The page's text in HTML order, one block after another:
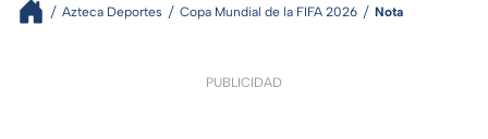
Azteca Deportes Copa Mundial de la FIFA 2026 Nota
PUBLICIDAD